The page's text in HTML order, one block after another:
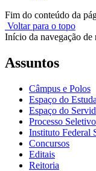
Fim do conteúdo da
Voltar para o topo
Início da navegação de
Assuntos
Câmpus e Polos
Espaço do
Espaço do
Processo Seletivo
Instituto Federal
Concursos
Editais
Reitoria